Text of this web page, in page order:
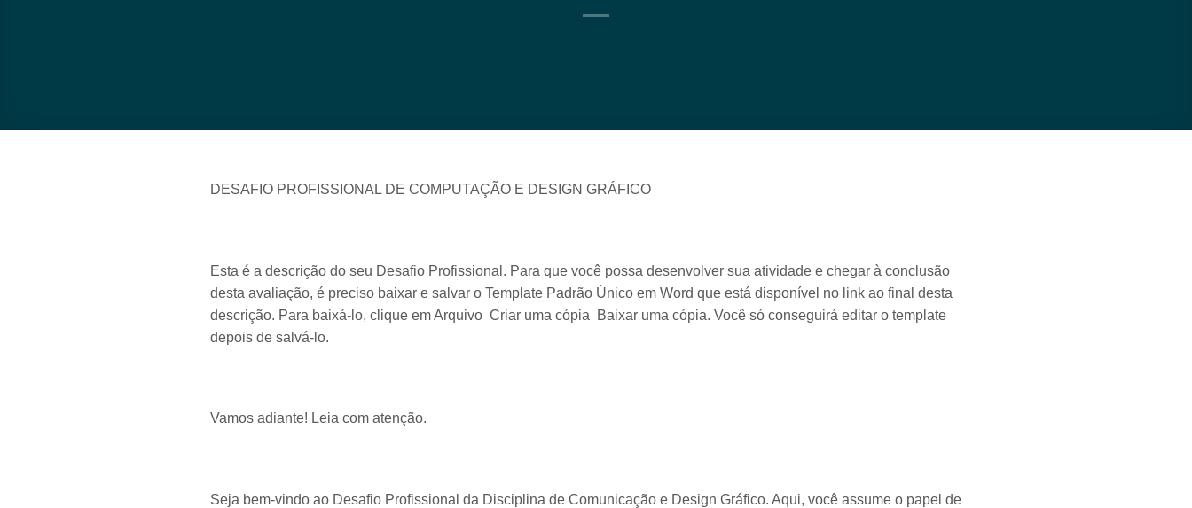
DESAFIO PROFISSIONAL DE COMPUTAÇÃO E DESIGN GRÁFICO
Esta é a descrição do seu Desafio Profissional. Para que você possa desenvolver sua atividade e chegar à conclusão
desta avaliação, é preciso baixar e salvar o Template Padrão Único em Word que está disponível no link ao final desta
descrição. Para baixá-lo, clique em Arquivo Criar uma cópia Baixar uma cópia. Você só conseguirá editar o template
depois de salvá-lo.
Vamos adiante! Leia com atenção.
Seja bem-vindo ao Desafio Profissional da Disciplina de Comunicação e Design Gráfico. Aqui, você assume o papel de